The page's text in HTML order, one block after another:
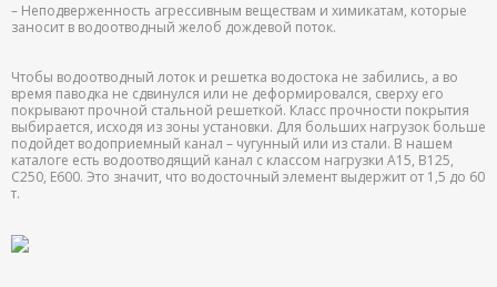
– Неподверженность агрессивным веществам и химикатам, которые
заносит в водоотводный желоб дождевой поток.
Чтобы водоотводный лоток и решетка водостока не забились, а во
время паводка не сдвинулся или не деформировался, сверху его
покрывают прочной стальной решеткой. Класс прочности покрытия
выбирается, исходя из зоны установки. Для больших нагрузок больше
подойдет водоприемный канал – чугунный или из стали. В нашем
каталоге есть водоотводящий канал с классом нагрузки A15, B125,
C250, E600. Это значит, что водосточный элемент выдержит от 1,5 до 60
т.